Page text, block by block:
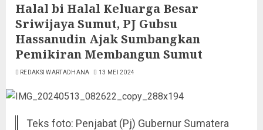
Halal bi Halal Keluarga Besar
Sriwijaya Sumut, PJ Gubsu
Hassanudin Ajak Sumbangkan
Pemikiran Membangun Sumut
REDAKSI WARTADHANA 13 MEI 2024
Teks foto: Penjabat (Pj) Gubernur Sumatera